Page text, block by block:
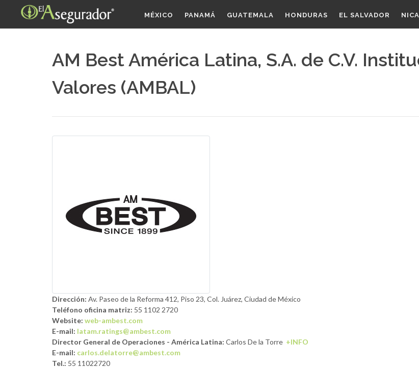
MÉXICO PANAMÁ GUATEMALA HONDURAS EL SALVADOR
AM Best América Latina, S.A. de C.V.
Valores (AMBAL)
Dirección: Av. Paseo de la Reforma 412, Piso 23, Col. Juárez, Ciudad de México
Teléfono oficina matriz: 55 1102 2720
Website: web-ambest.com
E-mail: latam.ratings@ambest.com
Director General de Operaciones - América Latina: Carlos De la Torre +INFO
E-mail: carlos.delatorre@ambest.com
Tel.: 55 11022720